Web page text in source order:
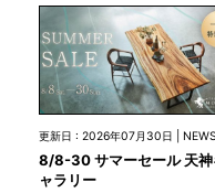
更新日 : 2026年07月30日 | NEWS
8/8-30 サマーセール 天神
ャラリー